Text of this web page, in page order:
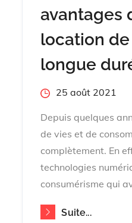
avantages
location
longue
Posted25 août 2021
Depuis quelques
de vies et de
complètement. En
technologies
consumérisme qui
Suite...